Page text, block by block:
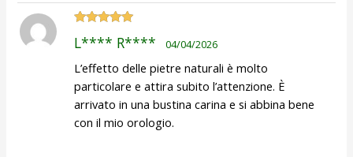
su 5
L**** R**** 04/04/2026
L’effetto delle pietre naturali è molto
particolare e attira subito l’attenzione. È
arrivato in una bustina carina e si abbina bene
con il mio orologio.